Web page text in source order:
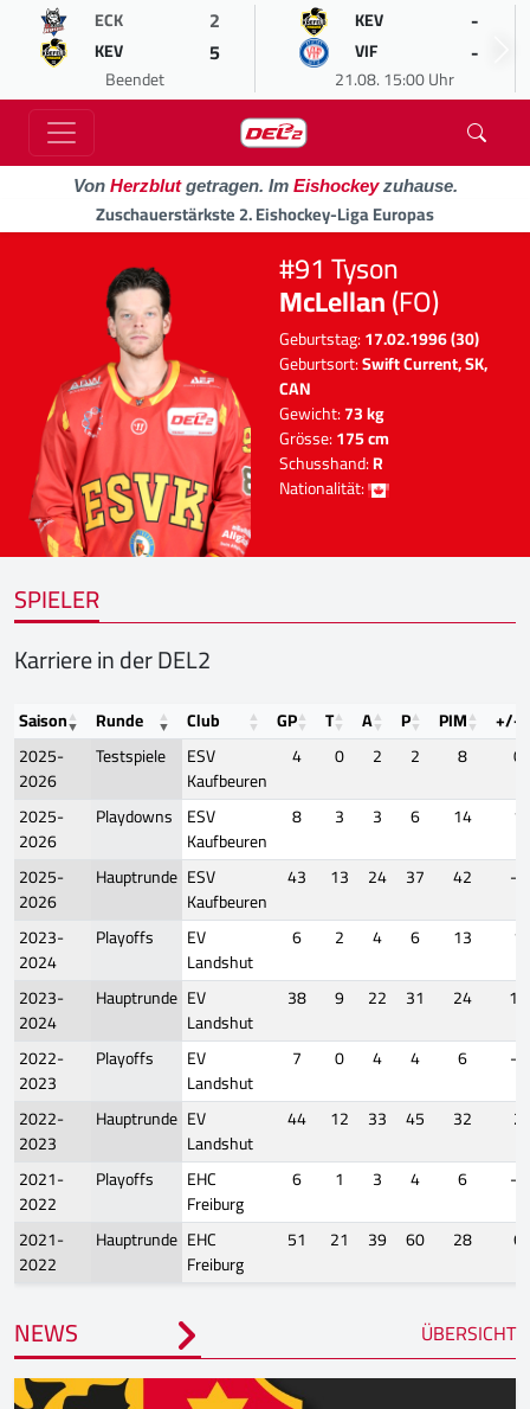
ECK 2
KEV 5
Beendet
KEV -
VIF -
21.08. 15:00 Uhr
Von Herzblutgetragen. Im Eishockeyzuhause.
Zuschauerstärkste 2. Eishockey-Liga Europas
#91 Tyson
McLellan(FO)
Geburtstag:17.02.1996 (30)
Geburtsort:Swift Current, SK,
CAN
Gewicht:73 kg
Grösse:175 cm
Schusshand:R
Nationalität:
SPIELER
Karriere in der DEL2
Saison Runde Club GP T A P PIM
+/-
2025-
2026
Testspiele
ESV
Kaufbeuren
4 0 2 2 8
0
2025-
2026
Playdowns ESV
Kaufbeuren
8 3 3 6 14
1
2025-
2026
Hauptrunde ESV
Kaufbeuren
43 13 24 37 42
-8
2023-
2024
Playoffs
EV
Landshut
6 2 4 6 13
1
2023-
2024
Hauptrunde EV
Landshut
38 9 22 31 24
10
2022-
2023
Playoffs
EV
Landshut
7 0 4 4 6
-4
2022-
2023
Hauptrunde EV
Landshut
44 12 33 45 32
2
2021-
2022
Playoffs
EHC
Freiburg
6 1 3 4 6
-8
2021-
2022
Hauptrunde EHC
Freiburg
51 21 39 60 28 6
NEWS ÜBERSICHT